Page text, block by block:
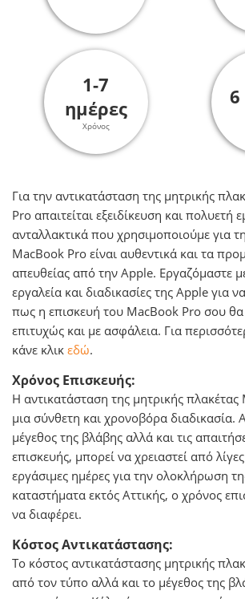
1-7
ημέρες
Χρόνος
6
Για την αντικατάσταση της μητρικής
Pro απαιτείται εξειδίκευση και πολυετή
ανταλλακτικά που χρησιμοποιούμε για
MacBook Pro είναι αυθεντικά και τα
απευθείας από την Apple. Εργαζόμαστε
εργαλεία και διαδικασίες της Apple για
πως η επισκευή του MacBook Pro σου
επιτυχώς και με ασφάλεια. Για
κάνε κλικ εδώ.
Χρόνος Επισκευής:
Η αντικατάσταση της μητρικής πλακέτας
μια σύνθετη και χρονοβόρα διαδικασία.
μέγεθος της βλάβης αλλά και τις
επισκευής, μπορεί να χρειαστεί από
εργάσιμες ημέρες για την ολοκλήρωση
καταστήματα εκτός Αττικής, ο χρόνος
να διαφέρει.
Κόστος Αντικατάστασης:
Το κόστος αντικατάστασης μητρικής
από τον τύπο αλλά και το μέγεθος της